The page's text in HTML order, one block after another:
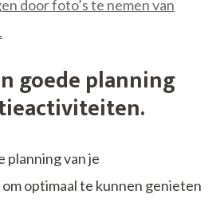
door foto’s te nemen van
goede planning
planning van je
optimaal te kunnen genieten